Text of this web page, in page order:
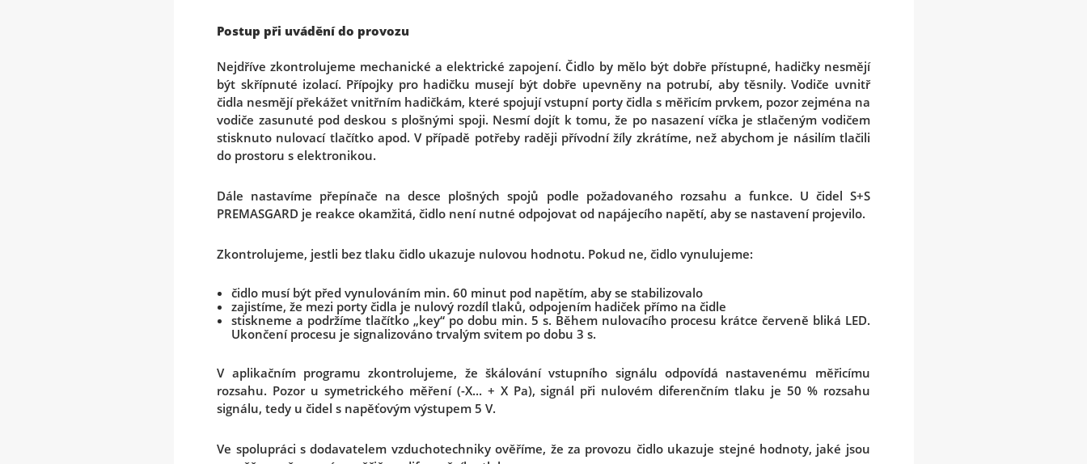
Postup při uvádění do provozu
Nejdříve zkontrolujeme mechanické a elektrické zapojení. Čidlo by mělo být dobře přístupné, hadičky nesmějí
být skřípnuté izolací. Přípojky pro hadičku musejí být dobře upevněny na potrubí, aby těsnily. Vodiče uvnitř
čidla nesmějí překážet vnitřním hadičkám, které spojují vstupní porty čidla s měřicím prvkem, pozor zejména na
vodiče zasunuté pod deskou s plošnými spoji. Nesmí dojít k tomu, že po nasazení víčka je stlačeným vodičem
stisknuto nulovací tlačítko apod. V případě potřeby raději přívodní žíly zkrátíme, než abychom je násilím tlačili
do prostoru s elektronikou.
Dále nastavíme přepínače na desce plošných spojů podle požadovaného rozsahu a funkce. U čidel S+S
PREMASGARD je reakce okamžitá, čidlo není nutné odpojovat od napájecího napětí, aby se nastavení projevilo.
Zkontrolujeme, jestli bez tlaku čidlo ukazuje nulovou hodnotu. Pokud ne, čidlo vynulujeme:
čidlo musí být před vynulováním min. 60 minut pod napětím, aby se stabilizovalo
zajistíme, že mezi porty čidla je nulový rozdíl tlaků, odpojením hadiček přímo na čidle
stiskneme a podržíme tlačítko „key“ po dobu min. 5 s. Během nulovacího procesu krátce červeně bliká LED.
Ukončení procesu je signalizováno trvalým svitem po dobu 3 s.
V aplikačním programu zkontrolujeme, že škálování vstupního signálu odpovídá nastavenému měřicímu
rozsahu. Pozor u symetrického měření (-X... + X Pa), signál při nulovém diferenčním tlaku je 50 % rozsahu
signálu, tedy u čidel s napěťovým výstupem 5 V.
Ve spolupráci s dodavatelem vzduchotechniky ověříme, že za provozu čidlo ukazuje stejné hodnoty, jaké jsou